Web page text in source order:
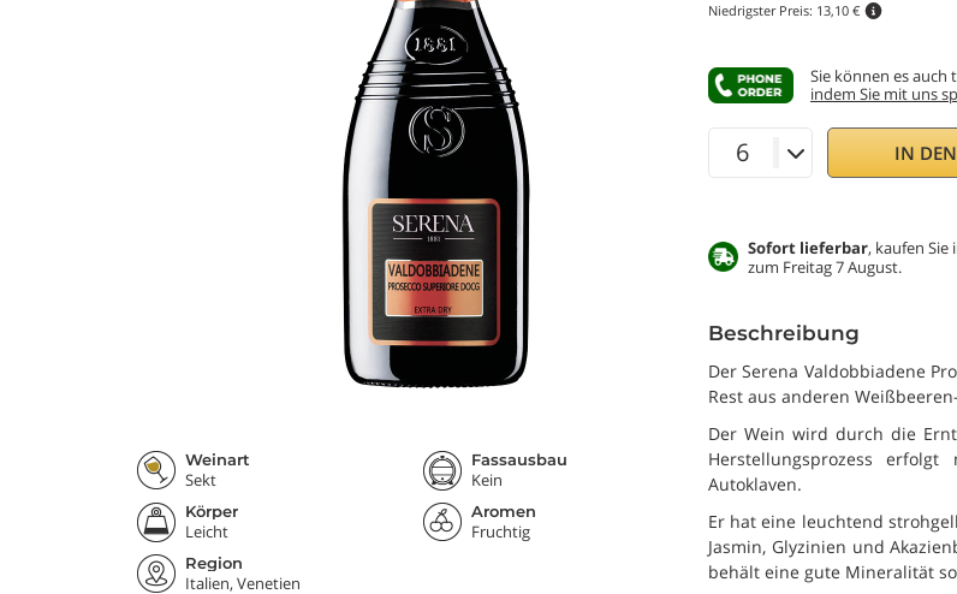
Weinart
Sekt
Fassausbau
Kein
Körper
Leicht
Aromen
Fruchtig
Region
Italien, Venetien
Niedrigster Preis: 13,10 €
Sie können es auch
indem Sie mit uns
IN
Sofort lieferbar, kaufen
zum Freitag 7 August.
Beschreibung
Der Serena Valdobbiadene
Rest aus anderen
Der Wein wird durch die
Herstellungsprozess
Autoklaven.
Er hat eine leuchtend
Jasmin, Glyzinien und
behält eine gute Mineralität